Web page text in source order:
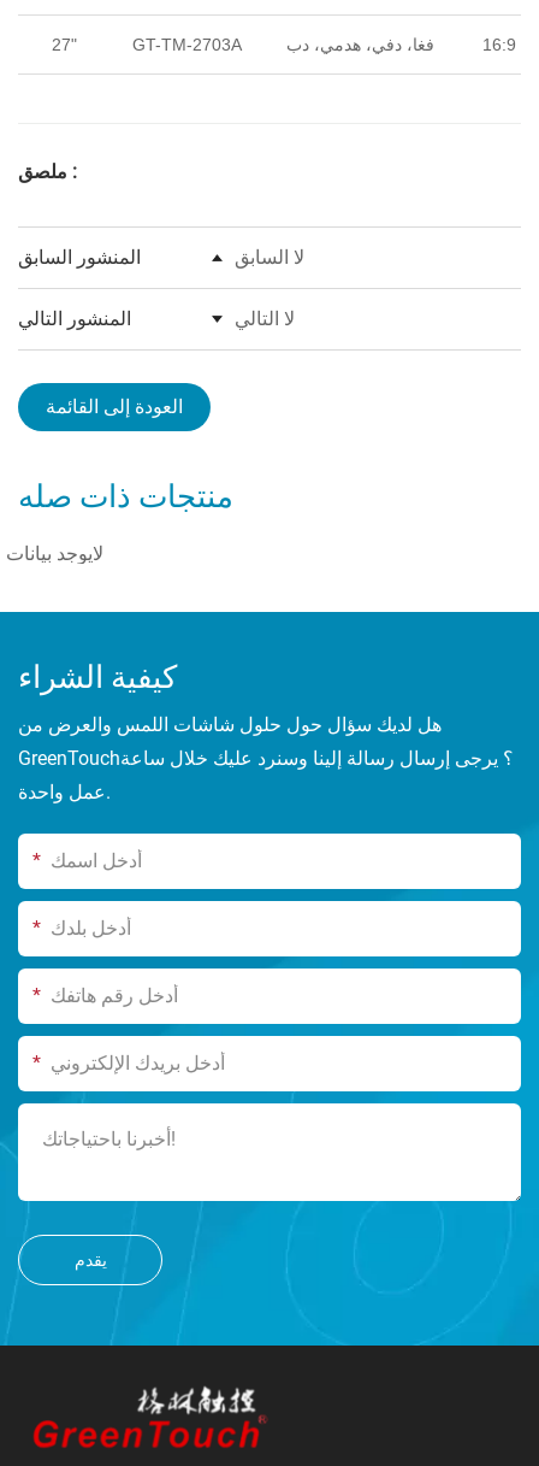
27" GT-TM-2703A فغا، دفي، هدمي، دب 16:9
ملصق :
المنشور السابق لا السابق
المنشور التالي لا التالي
العودة إلى القائمة
منتجات ذات صله
لايوجد بيانات
كيفية الشراء
هل لديك سؤال حول حلول شاشات اللمس والعرض من
GreenTouch؟ يرجى إرسال رسالة إلينا وسنرد عليك خلال ساعة
عمل واحدة.
*
*
*
*
يقدم